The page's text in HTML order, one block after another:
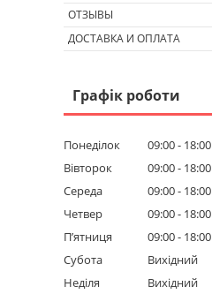
ОТЗЫВЫ
ДОСТАВКА И ОПЛАТА
Графік роботи
Понеділок 09:00
18:00
Вівторок
09:00
18:00
Середа
09:00
18:00
Четвер
09:00
18:00
Пʼятниця
09:00
18:00
Субота
Вихідний
Неділя
Вихідний